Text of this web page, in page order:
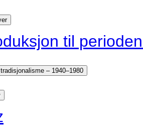
til
– 1940–1980